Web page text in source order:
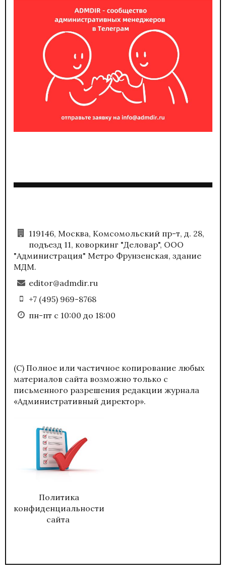
119146, Москва, Комсомольский пр-т, д. 28,
подъезд 11, коворкинг "Деловар", ООО
"Администрация" Метро Фрунзенская, здание
МДМ.
editor@admdir.ru
+7 (495) 969-8768
пн-пт с 10:00 до 18:00
(С) Полное или частичное копирование любых
материалов сайта возможно только с
письменного разрешения редакции журнала
«Административный директор».
Политика
конфиденциальности
сайта